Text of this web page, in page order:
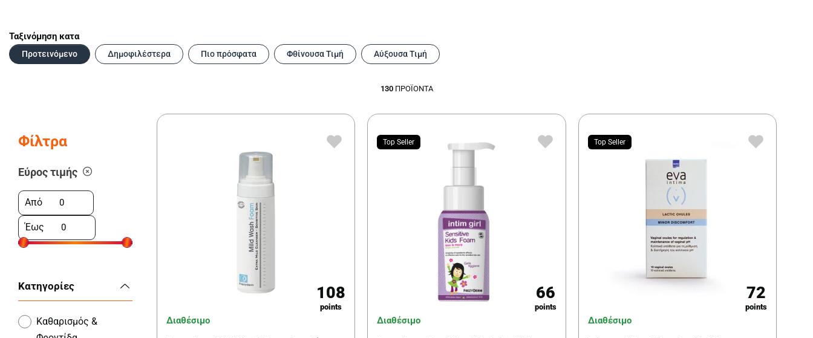
Ταξινόμηση κατα
Προτεινόμενο Δημοφιλέστερα Πιο πρόσφατα Φθίνουσα Τιμή Αύξουσα Τιμή
130ΠΡΟΪΌΝΤΑ
Φίλτρα
Εύρος τιμής
Από
Έως
Κατηγορίες
Καθαρισμός &
108
points
Διαθέσιμο
Top Seller
66
points
Διαθέσιμο
Top Seller
72
points
Διαθέσιμο